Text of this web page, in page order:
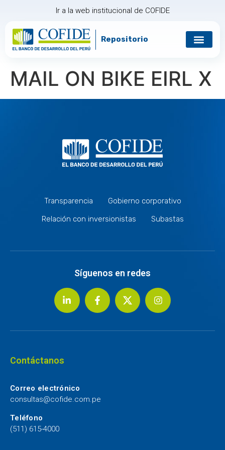
Ir a la web institucional de COFIDE
Repositorio
MAIL ON BIKE EIRL X
Transparencia
Gobierno corporativo
Relación con inversionistas
Subastas
Síguenos en redes
Contáctanos
Correo electrónico
consultas@cofide.com.pe
Teléfono
(511) 615-4000